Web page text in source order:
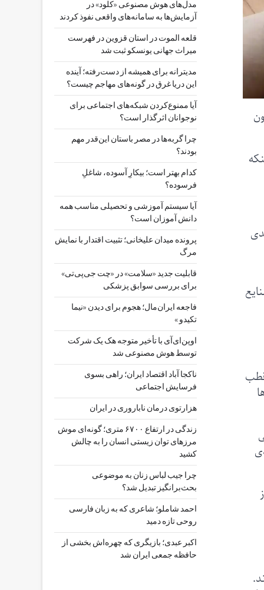
مدل‌های هوش مصنوعی «کلود» در
آزمایش‌ها به سامانه‌های واقعی نفوذ کردند
قلعه الموت در استان قزوین در فهرست
میراث جهانی یونسکو ثبت شد
مدیترانه برای همیشه از دست‌رفته؛ آینده
این دریا غرق در گونه‌های مهاجم چیست؟
آیا ممنوع‌کردن شبکه‌های اجتماعی برای
نوجوانان اثرگذار است؟
چرا گربه‌ها در مصر باستان این‌قدر مهم
بودند؟
کدام بهتر است؛ بیکارِ آسوده، شاغلِ
فرسوده؟
آیا سیستم آموزشی و تحصیلی مناسب همه
دانش آموزان است؟
پرونده میدان علیخانی؛ تثبیت اقتدار با نمایش
مرگ
قابلیت جدید «سلامت» در «چت ‌جی‌پی‌تی»
برای بررسی سوابق پزشکی
فاجعه ایران‌مال؛ هجوم برای دیدن «نیما
تکیدو »
اوپن‌ای‌آی با تأخیر متوجه هک یک شرکت
توسط هوش مصنوعی شد
ناکجا آباد اقتصاد ایران؛ راهی بسوی
فرسایش اجتماعی
هزارتوی درمان ناباروری در ایران
زندگی در ارتفاع ۶۷۰۰ متری؛ گونه‌ای موش
مرزهای توان زیستی انسان را به چالش
کشید
چرا جیب‌ لباس زنان به موضوعی
بحث‌برانگیز تبدیل شد؟
احمد شاملو؛ شاعری که به زبان فارسی
روحی تازه دمید
اکبر عبدی؛ بازیگری که چهره‌اش بخشی از
حافظه جمعی ایران شد